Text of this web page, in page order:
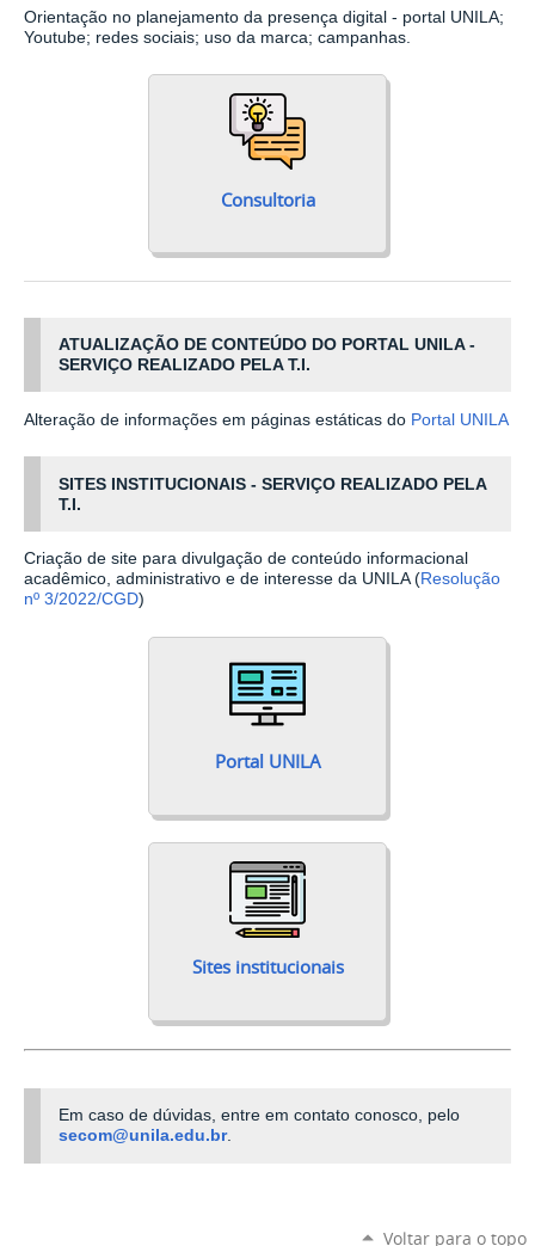
Orientação no planejamento da presença digital - portal UNILA;
Youtube; redes sociais; uso da marca; campanhas.
Consultoria
ATUALIZAÇÃO DE CONTEÚDO DO PORTAL UNILA -
SERVIÇO REALIZADO PELA T.I.
Alteração de informações em páginas estáticas do Portal UNILA
SITES INSTITUCIONAIS - SERVIÇO REALIZADO PELA
T.I.
Criação de site para divulgação de conteúdo informacional
acadêmico, administrativo e de interesse da UNILA (Resolução
nº 3/2022/CGD)
Portal UNILA
Sites institucionais
Em caso de dúvidas, entre em contato conosco, pelo
secom@unila.edu.br.
Voltar para o topo